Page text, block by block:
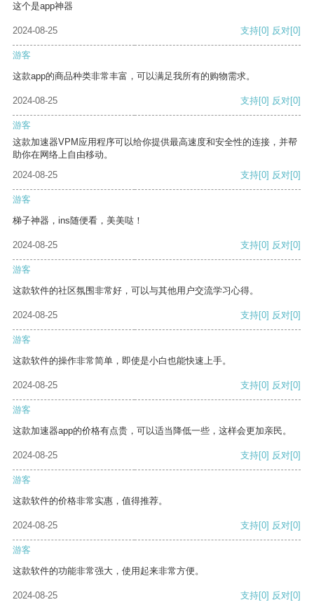
这个是app神器
2024-08-25 支持[0] 反对[0]
游客
这款app的商品种类非常丰富，可以满足我所有的购物需求。
2024-08-25 支持[0] 反对[0]
游客
这款加速器VPM应用程序可以给你提供最高速度和安全性的连接，并帮
助你在网络上自由移动。
2024-08-25
支持[0] 反对[0]
游客
梯子神器，ins随便看，美美哒！
2024-08-25 支持[0] 反对[0]
游客
这款软件的社区氛围非常好，可以与其他用户交流学习心得。
2024-08-25 支持[0] 反对[0]
游客
这款软件的操作非常简单，即使是小白也能快速上手。
2024-08-25 支持[0] 反对[0]
游客
这款加速器app的价格有点贵，可以适当降低一些，这样会更加亲民。
2024-08-25 支持[0] 反对[0]
游客
这款软件的价格非常实惠，值得推荐。
2024-08-25 支持[0] 反对[0]
游客
这款软件的功能非常强大，使用起来非常方便。
2024-08-25 支持[0] 反对[0]